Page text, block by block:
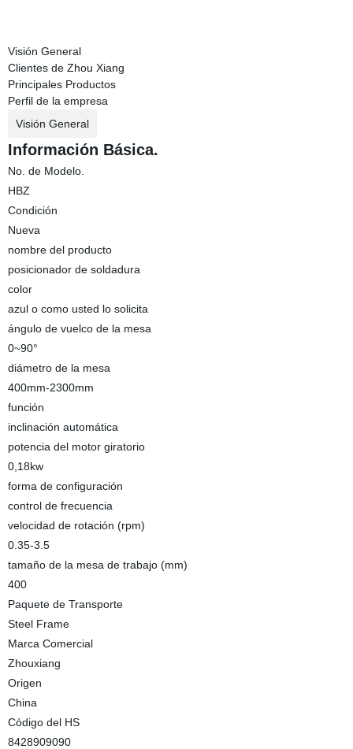
Visión General
Clientes de Zhou Xiang
Principales Productos
Perfil de la empresa
Visión General
Información Básica.
No. de Modelo.
HBZ
Condición
Nueva
nombre del producto
posicionador de soldadura
color
azul o como usted lo solicita
ángulo de vuelco de la mesa
0~90°
diámetro de la mesa
400mm-2300mm
función
inclinación automática
potencia del motor giratorio
0,18kw
forma de configuración
control de frecuencia
velocidad de rotación (rpm)
0.35-3.5
tamaño de la mesa de trabajo (mm)
400
Paquete de Transporte
Steel Frame
Marca Comercial
Zhouxiang
Origen
China
Código del HS
8428909090